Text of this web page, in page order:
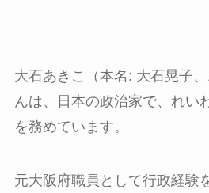
大石あきこ（本名: 大石晃子
んは、日本の政治家で、れい
を務めています。
元大阪府職員として行政経験